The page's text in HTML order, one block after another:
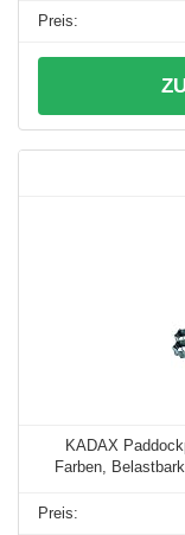
KADAX
Farben,